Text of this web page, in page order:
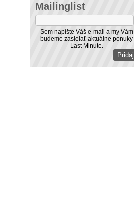
Mailinglist
Sem napíšte Váš e-mail a my Vám
budeme zasielať aktuálne ponuky
Last Minute.